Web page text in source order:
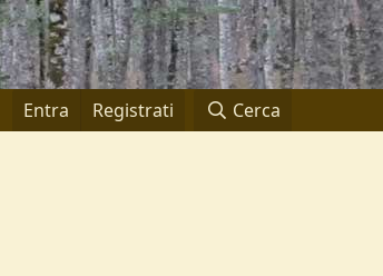
Entra Registrati Cerca